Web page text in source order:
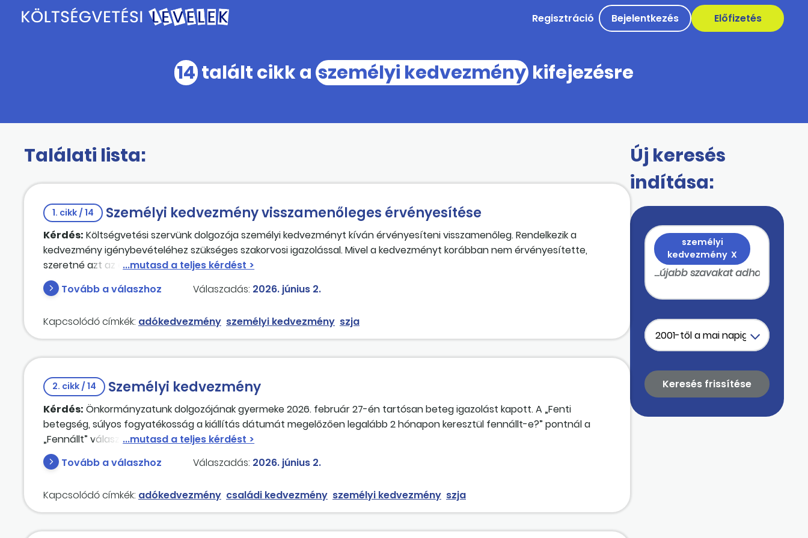
Regisztráció Bejelentkezés Előfizetés
14 talált cikk a személyi kedvezmény kifejezésre
Találati lista:
1. cikk / 14 Személyi kedvezmény visszamenőleges érvényesítése
Kérdés: Költségvetési szervünk dolgozója személyi kedvezményt kíván érvényesíteni visszamenőleg. Rendelkezik a
kedvezmény igénybevételéhez szükséges szakorvosi igazolással. Mivel a kedvezményt korábban nem érvényesítette,
szeretné azt az elévülési időn belül, 5 évre visszamenőleg érvényesíteni az szja-bevallásai önellenőrzésével. Ha a leleteken
az áll, hogy a betegség a magánszemély gyerekkora óta áll fenn, de az igazolást csak 2026 januárjában kapta, akkor
visszamenőleg is érvényesíthető a kedvezmény?
Tovább a válaszhoz Válaszadás: 2026. június 2.
Kapcsolódó címkék: adókedvezmény személyi kedvezmény szja
2. cikk / 14 Személyi kedvezmény
Kérdés: Önkormányzatunk dolgozójának gyermeke 2026. február 27-én tartósan beteg igazolást kapott. A „Fenti
betegség, súlyos fogyatékosság a kiállítás dátumát megelőzően legalább 2 hónapon keresztül fennállt-e?” pontnál a
„Fennállt” válasz került bejelölésre. A családi kedvezmény ilyen esetben mikortól, illetve jár-e visszamenőleg?
Tovább a válaszhoz
Válaszadás: 2026. június 2.
Kapcsolódó címkék: adókedvezmény családi kedvezmény személyi kedvezmény szja
Új keresés
indítása:
személyi
kedvezmény X